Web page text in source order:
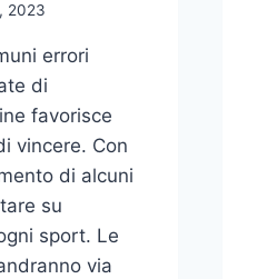
2023
errori
di
favorisce
vincere. Con
di alcuni
su
sport. Le
via